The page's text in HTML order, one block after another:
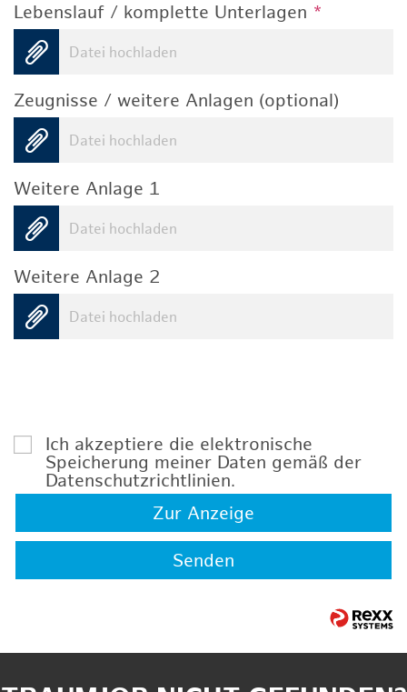
Lebenslauf / komplette Unterlagen *
Datei hochladen
Zeugnisse / weitere Anlagen (optional)
Datei hochladen
Weitere Anlage 1
Datei hochladen
Weitere Anlage 2
Datei hochladen
Ich akzeptiere die elektronische
Speicherung meiner Daten gemäß der
Datenschutzrichtlinien.
Zur Anzeige
Senden